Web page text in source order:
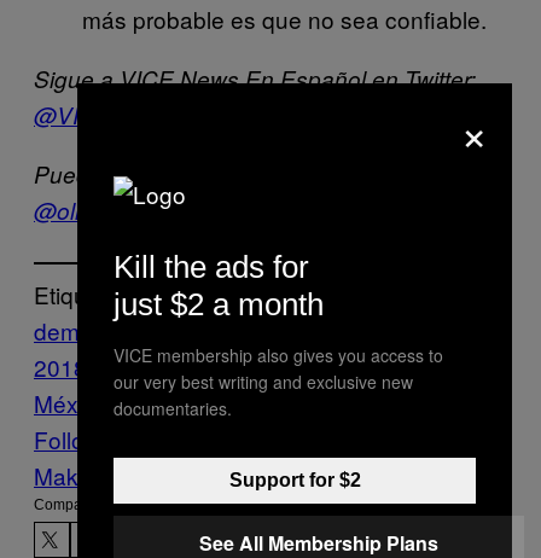
más probable es que no sea confiable.
Sigue a VICE News En Español en Twitter:
@VICENewsEs
Puedes seguir a Ollin Velasco en Twitter:
@ollinvelasco
Etiquetado:
democracia
2018
encuestas estadisticas ine VICE
México
Follow Us On Discover
Make Us Preferred In Top Stories
Compartir:
×
Kill the ads for
just $2 a month
VICE membership also gives you access to
our very best writing and exclusive new
documentaries.
Support for $2
See All Membership Plans